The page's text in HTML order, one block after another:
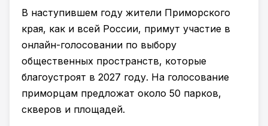
В наступившем году жители Приморского
края, как и всей России, примут участие в
онлайн-голосовании по выбору
общественных пространств, которые
благоустроят в 2027 году. На голосование
приморцам предложат около 50 парков,
скверов и площадей.